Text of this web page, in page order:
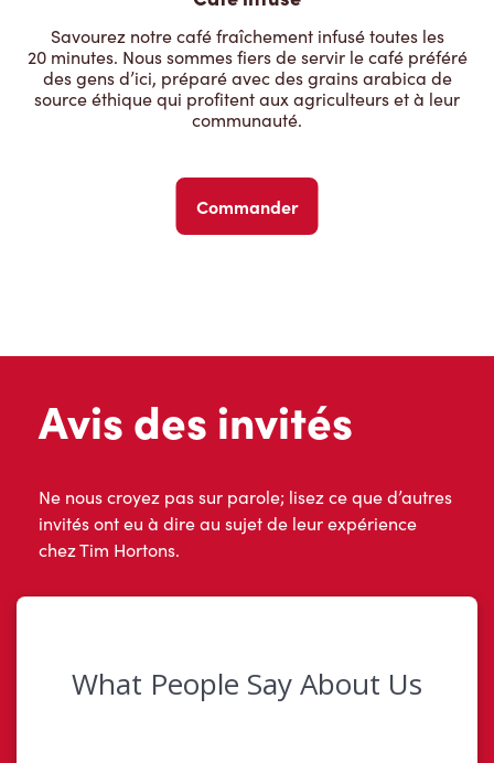
Savourez notre café fraîchement infusé toutes les
20 minutes. Nous sommes fiers de servir le café préféré
des gens d’ici, préparé avec des grains arabica de
source éthique qui profitent aux agriculteurs et à leur
communauté.
Commander
Avis des invités
Ne nous croyez pas sur parole; lisez ce que d’autres
invités ont eu à dire au sujet de leur expérience
chez Tim Hortons.